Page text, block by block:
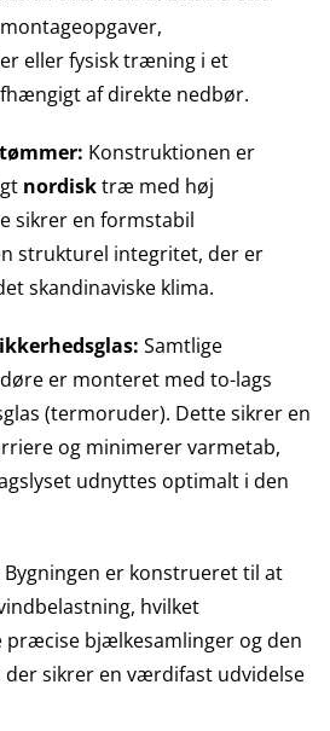
eller fysisk træning i et
af direkte nedbør.
Konstruktionen er
nordisktræ med høj
sikrer en formstabil
strukturel integritet, der er
skandinaviske klima.
Samtlige
er monteret med to-lags
(termoruder). Dette sikrer en
og minimerer varmetab,
udnyttes optimalt i den
Bygningen er konstrueret til at
hvilket
præcise bjælkesamlinger og den
sikrer en værdifast udvidelse